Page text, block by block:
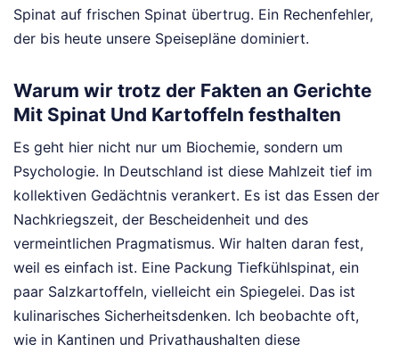
Spinat auf frischen Spinat übertrug. Ein Rechenfehler,
der bis heute unsere Speisepläne dominiert.
Warum wir trotz der Fakten an Gerichte
Mit Spinat Und Kartoffeln festhalten
Es geht hier nicht nur um Biochemie, sondern um
Psychologie. In Deutschland ist diese Mahlzeit tief im
kollektiven Gedächtnis verankert. Es ist das Essen der
Nachkriegszeit, der Bescheidenheit und des
vermeintlichen Pragmatismus. Wir halten daran fest,
weil es einfach ist. Eine Packung Tiefkühlspinat, ein
paar Salzkartoffeln, vielleicht ein Spiegelei. Das ist
kulinarisches Sicherheitsdenken. Ich beobachte oft,
wie in Kantinen und Privathaushalten diese